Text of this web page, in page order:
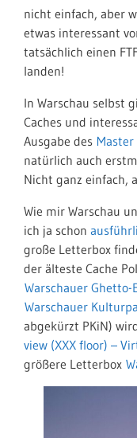
nicht einfach, aber
etwas interessant
tatsächlich einen
landen!
In Warschau selbst
Caches und
Ausgabe des Master
natürlich auch
Nicht ganz einfach,
Wie mir Warschau
ich ja schon
große Letterbox
der älteste Cache
Warschauer Ghetto-
Warschauer
abgekürzt PKiN)
view (XXX floor) –
größere Letterbox